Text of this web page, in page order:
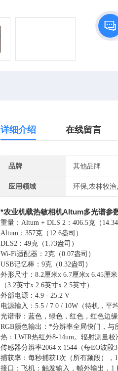
详细介绍 在线留言
品牌 其他品牌
应用领域 环保,农林牧渔
*农业机载热敏相机Altum多光谱参
重量： Altum + DLS 2：406.5克（14.34
Altum：357克（12.6盎司）
DLS2：49克（1.73盎司）
Wi-Fi适配器：2克（0.07盎司）
USB记忆棒：9克（0.32盎司）
外形尺寸：8.2厘米x 6.7厘米x 6.45厘米
（3.2英寸x 2.6英寸x 2.5英寸）
外部电源：4.9 - 25.2 V
电源输入：5.5 / 7.0 / 10W（待机，平
光谱带：蓝色，绿色，红色，红色边缘
RGB颜色输出：*分辨率全局快门，与
热：LWIR热红外8-14um。辐射测量校
传感器分辨率2064 x 1544（每EO波段
捕获率：每秒捕获1次（所有频段），
接口：飞机：触发输入，帧外输出，1